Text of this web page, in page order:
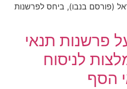
(פורסם בנבו), ביחס לפרשנות
פרשנות תנאי
לניסוח
הסף